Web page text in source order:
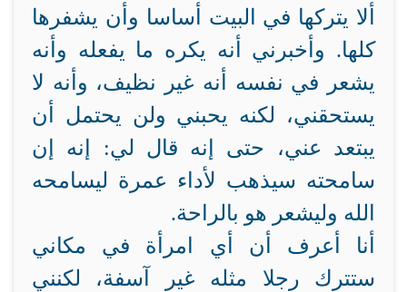
ألا يتركها في البيت أساسا وأن يشفرها
كلها. وأخبرني أنه يكره ما يفعله وأنه
يشعر في نفسه أنه غير نظيف، وأنه لا
يستحقني، لكنه يحبني ولن يحتمل أن
يبتعد عني، حتى إنه قال لي: إنه إن
سامحته سيذهب لأداء عمرة ليسامحه
الله وليشعر هو بالراحة.
أنا أعرف أن أي امرأة في مكاني
ستترك رجلا مثله غير آسفة، لكنني